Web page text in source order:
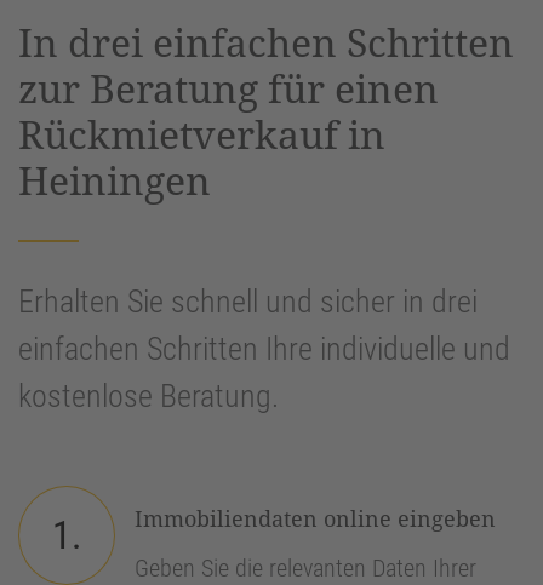
Management Platform&eRecht24
In drei einfachen Schritten
zur Beratung für einen
Rückmietverkauf in
Heiningen
Erhalten Sie schnell und sicher in drei
einfachen Schritten Ihre individuelle und
kostenlose Beratung.
1.
Immobiliendaten online eingeben
Geben Sie die relevanten Daten Ihrer